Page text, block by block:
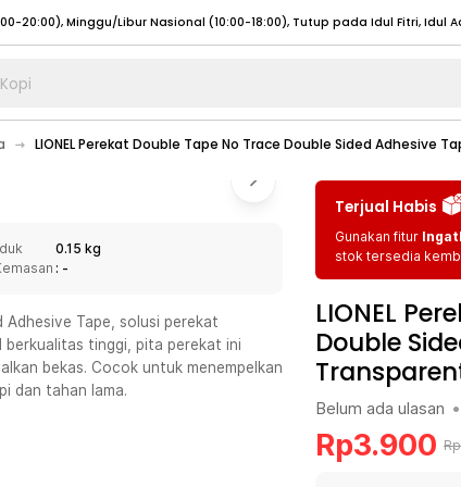
- 20:00), Sabtu - Minggu (08:00 - 20:00), Tutup pada Idul Fitri
20:00), Sabtu - Minggu/ Libur Nasional (08:00 - 17:00) Selengkapnya
20:00), Sabtu - Minggu/ Libur Nasional (08:00 - 17:00) Selengkapnya
20:00), Minggu/Libur Nasional (12:00-20:00), Tutup pada Idul Fitri
20:00), Minggu/Libur Nasional (12:00-20:00), Tutup pada Idul Fitri
(07:00 - 20:00), Sabtu - Minggu (08:00 - 20:00), Tutup pada Idul Fitri
20:00), Sabtu - Minggu/ Libur Nasional (08:00 - 17:00) Selengkapnya
20:00), Sabtu - Minggu/ Libur Nasional (08:00 - 17:00) Selengkapnya
LIONEL Perekat Double Tape No Trace Double Sided Adhesive
0.15 kg
: -
Adhesive Tape, solusi perekat
berkualitas tinggi, pita perekat ini
bekas. Cocok untuk menempelkan
dan tahan lama.
Terjual Habis
Gunakan fitur
stok tersedia
LIONEL
Double
Belum ada ulasan •
Rp3.900 Rp